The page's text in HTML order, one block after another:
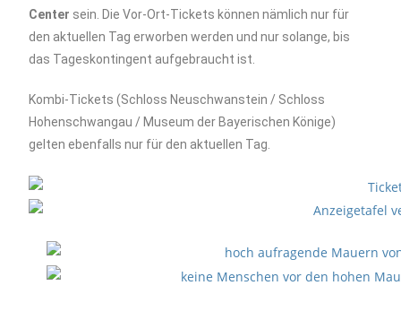
Center sein. Die Vor-Ort-Tickets können nämlich nur für
den aktuellen Tag erworben werden und nur solange, bis
das Tageskontingent aufgebraucht ist.
Kombi-Tickets (Schloss Neuschwanstein / Schloss
Hohenschwangau / Museum der Bayerischen Könige)
gelten ebenfalls nur für den aktuellen Tag.